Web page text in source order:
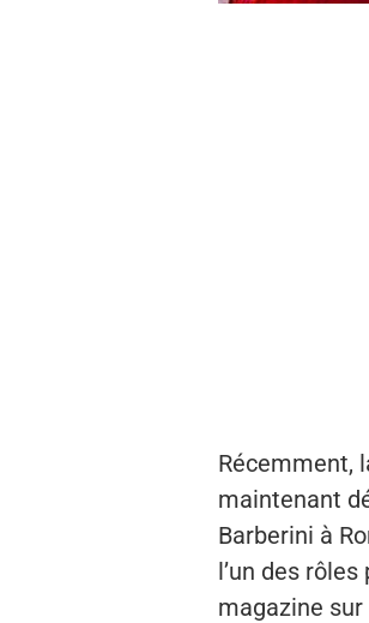
Récemment,
maintenant
Barberini à
l’un des
magazine